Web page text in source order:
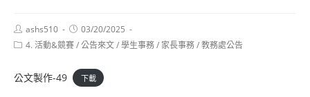
Post
author:
ashs510
Post
published:
03/20/2025
Post4. 活動&競賽/公告來文/學生事務/ 家長事務/教務處公告
公文製作-49 下載